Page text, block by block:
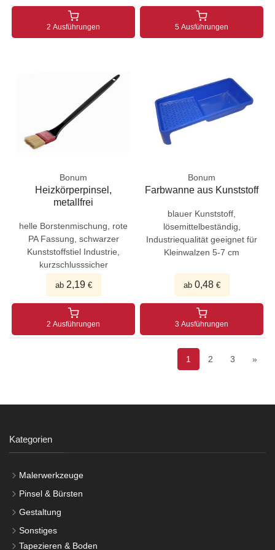
2 Ausführungen 5 Ausführungen
Bonum
Heizkörperpinsel,
metallfrei
helle Borstenmischung, rote
PA Fassung, schwarzer
Kunststoffstiel Industrie,
kurzschlusssicher
ab 2,19€
2 Ausführungen
Bonum
Farbwanne aus Kunststoff
blauer Kunststoff,
lösemittelbeständig,
Industriequalität geeignet für
Kleinwalzen 5-7 cm
ab 0,48€
3 Ausführungen
1 2 3 »
Kategorien
Malerwerkzeuge
Pinsel & Bürsten
Gestaltung
Sonstiges
Tapezieren & Boden